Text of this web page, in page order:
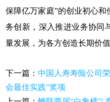
保障亿万家庭”的创业初心
务创新，深入推进业务协同
量发展，为各方创造长期价值
下一篇：中国人寿寿险公司
会最佳实践”奖项